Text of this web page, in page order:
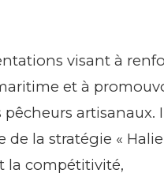
visant à
et à
artisanaux.
la stratégie «
la compétitivité,